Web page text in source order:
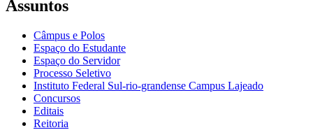
Assuntos
Câmpus e Polos
Espaço do Estudante
Espaço do Servidor
Processo Seletivo
Instituto Federal Sul-rio-grandense Campus Lajeado
Concursos
Editais
Reitoria